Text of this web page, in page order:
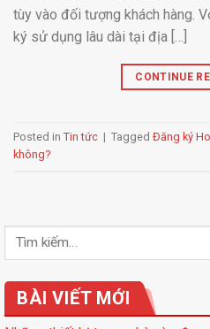
tùy vào đối tượng khách hàng.
ký sử dụng lâu dài tại địa […]
CONTINUE
Posted in Tin tức | Tagged Đăng ký
không?
BÀI VIẾT MỚI